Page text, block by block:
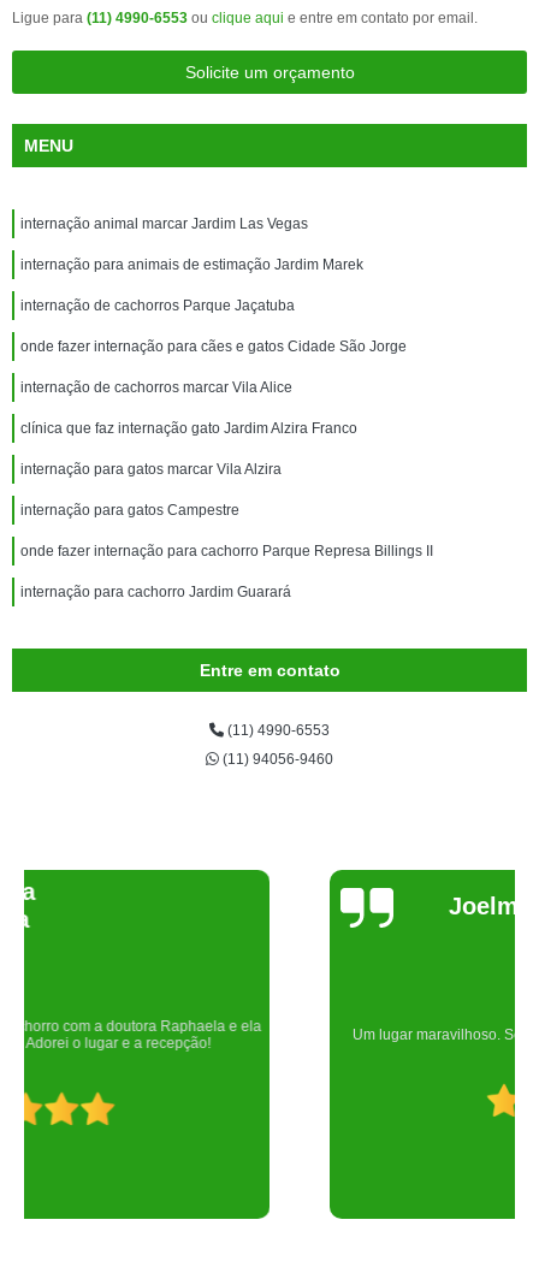
Ligue para (11) 4990-6553 ou clique aqui e entre em contato por email.
Solicite um orçamento
MENU
internação animal marcar Jardim Las Vegas
internação para animais de estimação Jardim Marek
internação de cachorros Parque Jaçatuba
onde fazer internação para cães e gatos Cidade São Jorge
internação de cachorros marcar Vila Alice
clínica que faz internação gato Jardim Alzira Franco
internação para gatos marcar Vila Alzira
internação para gatos Campestre
onde fazer internação para cachorro Parque Represa Billings II
internação para cachorro Jardim Guarará
Entre em contato
(11) 4990-6553
(11) 94056-9460
Um lugar maravilhoso. Sempre serei grata pelo que fizeram por nós!